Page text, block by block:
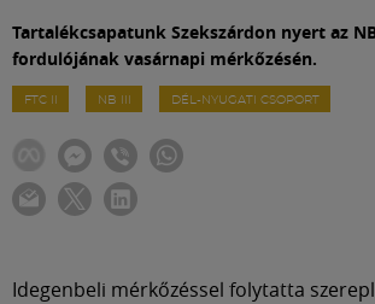
Tartalékcsapatunk Szekszárdon nyert az
fordulójának vasárnapi mérkőzésén.
FTC II NB III DÉL-NYUGATI CSOPORT
Idegenbeli mérkőzéssel folytatta
Szakosztályok
Meccscenter
Klub